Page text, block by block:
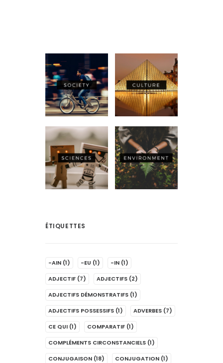
ÉTIQUETTES
-AIN (1) -EU (1) -IN (1)
ADJECTIF (7) ADJECTIFS (2)
ADJECTIFS DÉMONSTRATIFS (1)
ADJECTIFS POSSESSIFS (1) ADVERBES (7)
CE QUI (1) COMPARATIF (1)
COMPLÉMENTS CIRCONSTANCIELS (1)
CONJUGAISON (18) CONJUGATION (1)